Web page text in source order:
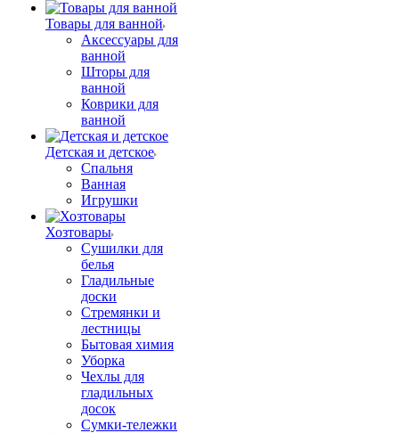
Товары для ванной
Аксессуары для
ванной
Шторы для
ванной
Коврики для
ванной
Детская и детское
Спальня
Ванная
Игрушки
Хозтовары
Сушилки для
белья
Гладильные
доски
Стремянки и
лестницы
Бытовая химия
Уборка
Чехлы для
гладильных
досок
Сумки-тележки